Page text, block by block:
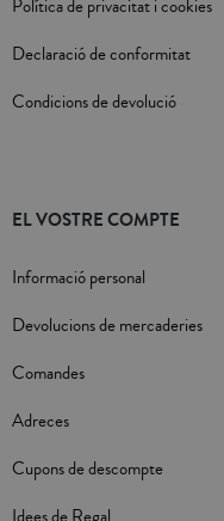
Política de privacitat i cookies
Declaració de conformitat
Condicions de devolució
EL VOSTRE COMPTE
Informació personal
Devolucions de mercaderies
Comandes
Adreces
Cupons de descompte